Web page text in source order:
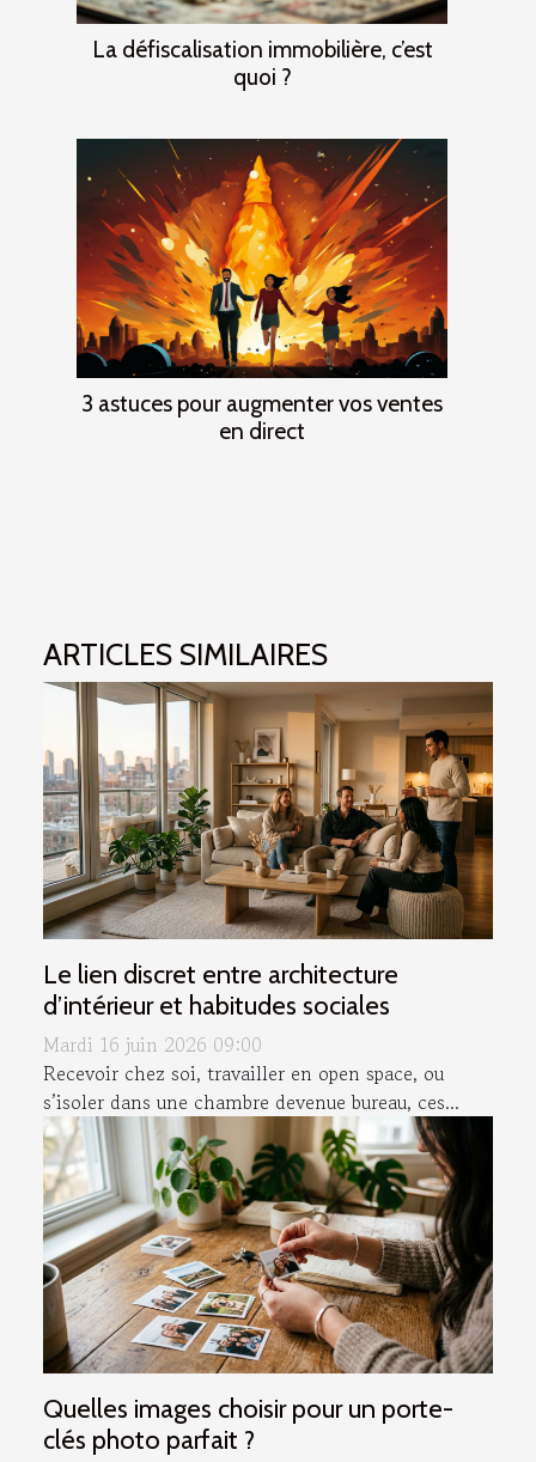
La défiscalisation immobilière, c’est
quoi ?
3 astuces pour augmenter vos ventes
en direct
ARTICLES SIMILAIRES
Le lien discret entre architecture
d’intérieur et habitudes sociales
Mardi 16 juin 2026 09:00
Recevoir chez soi, travailler en open space, ou
s’isoler dans une chambre devenue bureau, ces...
Quelles images choisir pour un porte-
clés photo parfait ?